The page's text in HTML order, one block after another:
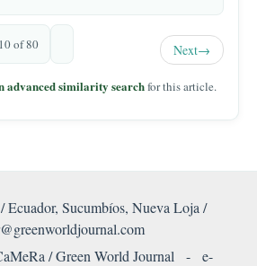
of 80 Next→
advanced similarity searchfor this article.
/ Ecuador, Sucumbíos, Nueva Loja /
/ Green World Journal - e-